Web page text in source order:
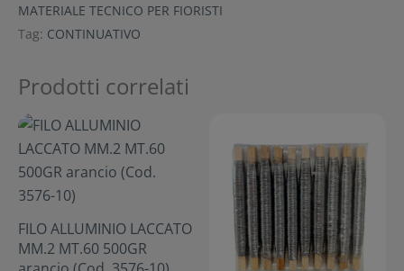
MATERIALE TECNICO PER FIORISTI
Tag: CONTINUATIVO
Prodotti correlati
FILO ALLUMINIO LACCATO
MM.2 MT.60 500GR